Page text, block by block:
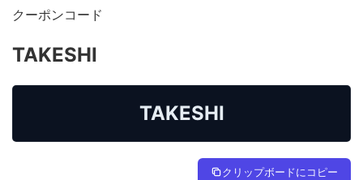
クーポンコード
TAKESHI
TAKESHI
クリップボードにコピー